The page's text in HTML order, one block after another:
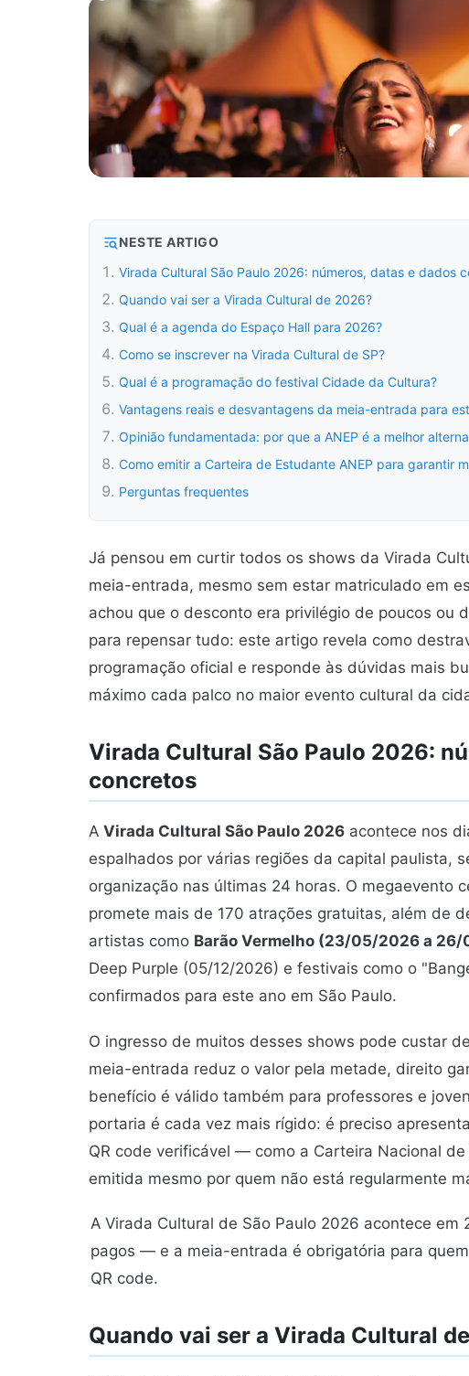
NESTE ARTIGO
Virada Cultural São Paulo 2026: números, datas e dados
Quando vai ser a Virada Cultural de 2026?
Qual é a agenda do Espaço Hall para 2026?
Como se inscrever na Virada Cultural de SP?
Qual é a programação do festival Cidade da Cultura?
Vantagens reais e desvantagens da meia-entrada para
Opinião fundamentada: por que a ANEP é a melhor
Como emitir a Carteira de Estudante ANEP para garantir
Perguntas frequentes
Já pensou em curtir todos os shows da Virada
meia-entrada, mesmo sem estar matriculado em
achou que o desconto era privilégio de poucos ou
para repensar tudo: este artigo revela como
programação oficial e responde às dúvidas mais
máximo cada palco no maior evento cultural da
Virada Cultural São Paulo 2026:
concretos
A Virada Cultural São Paulo 2026 acontece nos
espalhados por várias regiões da capital paulista,
organização nas últimas 24 horas. O megaevento
promete mais de 170 atrações gratuitas, além de
artistas como Barão Vermelho (23/05/2026 a
Deep Purple (05/12/2026) e festivais como o
confirmados para este ano em São Paulo.
O ingresso de muitos desses shows pode custar de
meia-entrada reduz o valor pela metade, direito
benefício é válido também para professores e
portaria é cada vez mais rígido: é preciso
QR code verificável — como a Carteira Nacional
emitida mesmo por quem não está regularmente
A Virada Cultural de São Paulo 2026 acontece
pagos — e a meia-entrada é obrigatória para
QR code.
Quando vai ser a Virada Cultural